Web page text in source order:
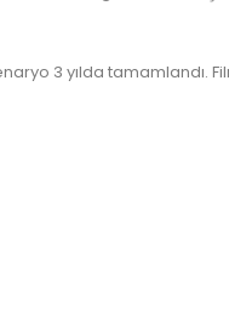
3 yılda tamamlandı.